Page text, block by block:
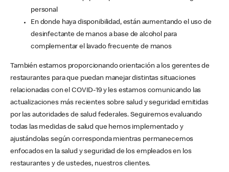
personal
En donde haya disponibilidad, están aumentando el uso de
desinfectante de manos a base de alcohol para
complementar el lavado frecuente de manos
También estamos proporcionando orientación a los gerentes de
restaurantes para que puedan manejar distintas situaciones
relacionadas con el COVID-19 y les estamos comunicando las
actualizaciones más recientes sobre salud y seguridad emitidas
por las autoridades de salud federales. Seguiremos evaluando
todas las medidas de salud que hemos implementado y
ajustándolas según corresponda mientras permanecemos
enfocados en la salud y seguridad de los empleados en los
restaurantes y de ustedes, nuestros clientes.